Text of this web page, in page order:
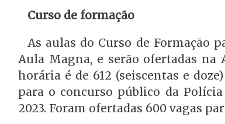
Curso de formação
As aulas do Curso de Formação
Aula Magna, e serão ofertadas na
horária é de 612 (seiscentas e
para o concurso público da
2023. Foram ofertadas 600 vagas